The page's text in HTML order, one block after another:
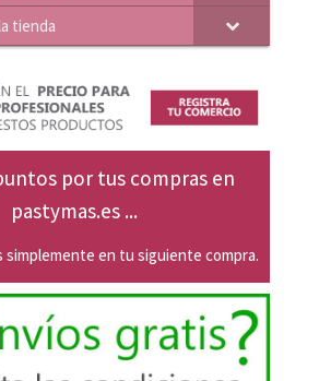
tienda
por tus compras en
pastymas.es ...
simplemente en tu siguiente compra.